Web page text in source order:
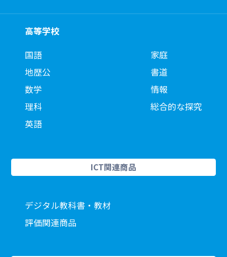
高等学校
国語
地歴公
数学
理科
英語
家庭
書道
情報
総合的な探究
ICT関連商品
デジタル教科書・教材
評価関連商品